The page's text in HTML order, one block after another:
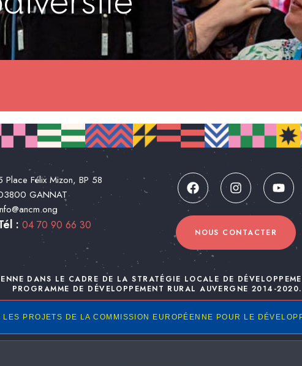
Place Félix Mizon, BP 58
GANNAT
: 04 70 90 66 30
NOUS CONTACTER
DANS LE CADRE DE LA STRATÉGIE LOCALE DE
PROGRAMME DE DÉVELOPPEMENT RURAL AUVERGNE 2014-2020.
LES PROJETS DE LA COMMISSION EUROPÉENNE POUR LE